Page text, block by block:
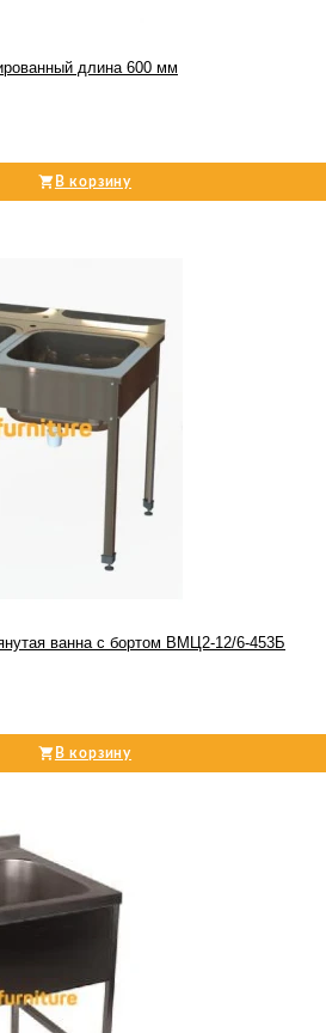
длина 600 мм
В корзину
ванна с бортом ВМЦ2-12/6-453Б
В корзину